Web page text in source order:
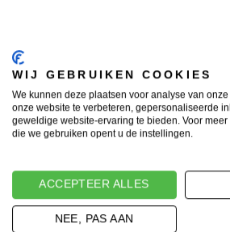
WIJ GEBRUIKEN COOKIES
We kunnen deze plaatsen voor analyse van
onze website te verbeteren, gepersonaliseerde
geweldige website-ervaring te bieden. Voor
die we gebruiken opent u de instellingen.
ACCEPTEER ALLES
NEE, PAS AAN